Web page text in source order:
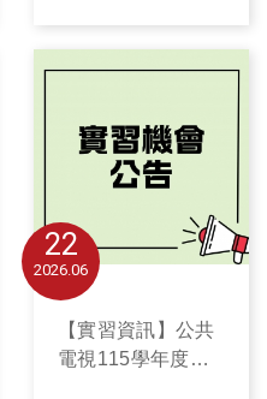
22
06
2026
【實習資訊】公共
電視115學年度上